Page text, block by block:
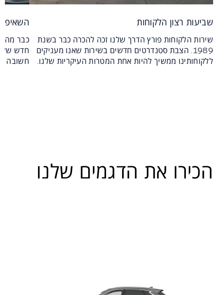
שביעות רצון הלקוחות
שירות הלקוחות פורץ הדרך שלנו זכה להכרה כבר בשנת
1989. הצבת סטנדרטים חדשים בשירות שאנו מעניקים
ללקוחותינו ממשיך להיות אחת המטרות העיקריות שלנו.
השאיפה
כבר
חדש של
חשובה
הכירו את הדגמים שלנו